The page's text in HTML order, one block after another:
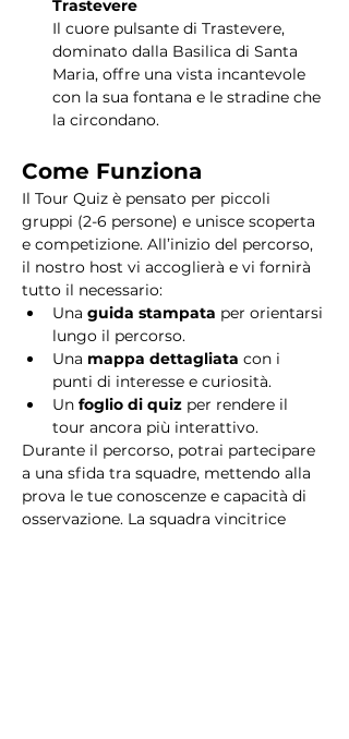
Trastevere
Il cuore pulsante di Trastevere,
dominato dalla Basilica di Santa
Maria, offre una vista incantevole
con la sua fontana e le stradine che
la circondano.
Come Funziona
Il Tour Quiz è pensato per piccoli
gruppi (2-6 persone) e unisce scoperta
e competizione. All’inizio del percorso,
il nostro host vi accoglierà e vi fornirà
tutto il necessario:
Una guida stampata per orientarsi
lungo il percorso.
Una mappa dettagliata con i
punti di interesse e curiosità.
Un foglio di quiz per rendere il
tour ancora più interattivo.
Durante il percorso, potrai partecipare
a una sfida tra squadre, mettendo alla
prova le tue conoscenze e capacità di
osservazione. La squadra vincitrice